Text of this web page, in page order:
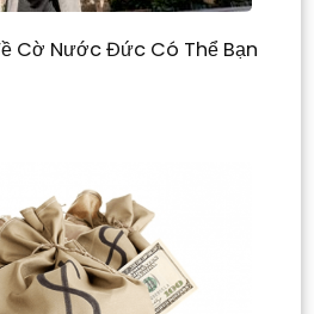
Cờ Nước Đức Có Thể Bạn